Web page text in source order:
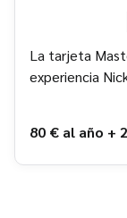
La tarjeta
experiencia
80 € al año +